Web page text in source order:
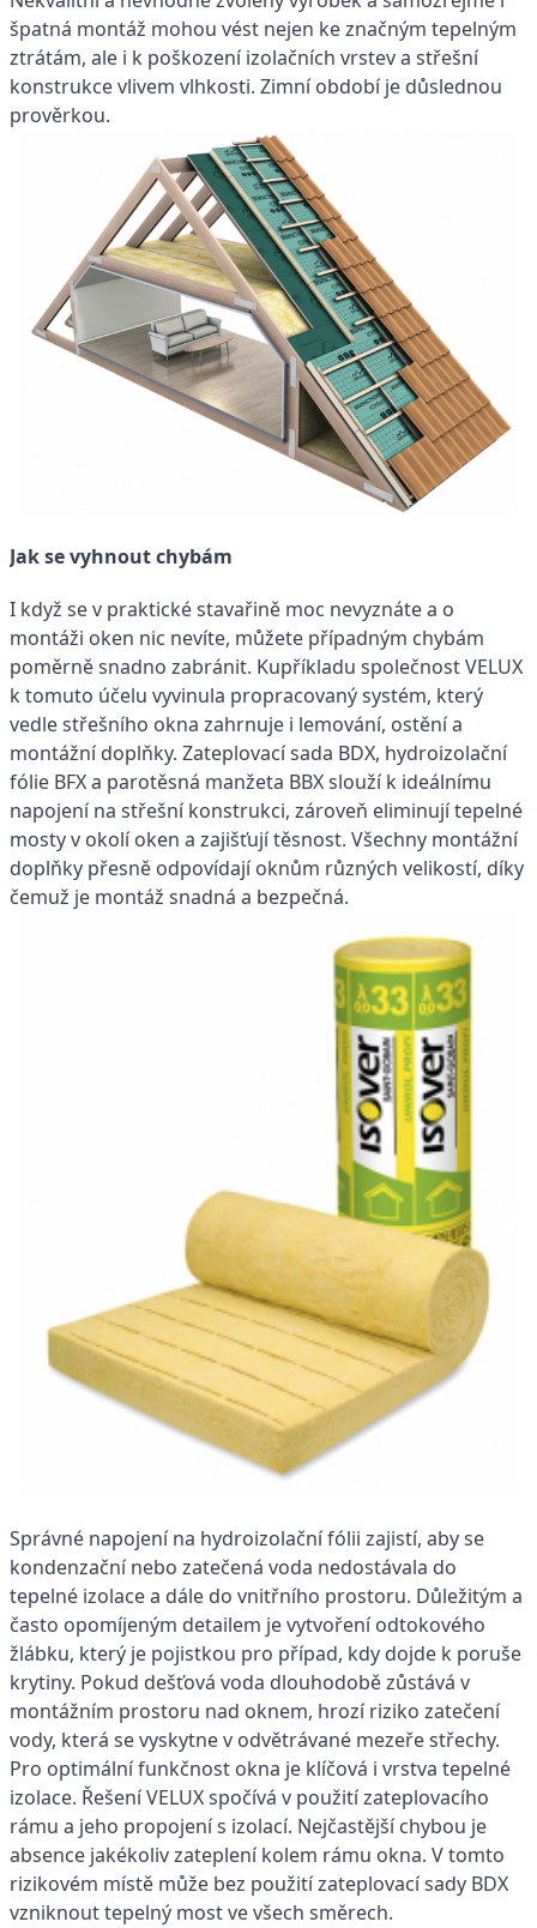
špatná montáž mohou vést nejen ke značným tepelným
ztrátám, ale i k poškození izolačních vrstev a střešní
konstrukce vlivem vlhkosti. Zimní období je důslednou
prověrkou.
Jak se vyhnout chybám
I když se v praktické stavařině moc nevyznáte a o
montáži oken nic nevíte, můžete případným chybám
poměrně snadno zabránit. Kupříkladu společnost VELUX
k tomuto účelu vyvinula propracovaný systém, který
vedle střešního okna zahrnuje i lemování, ostění a
montážní doplňky. Zateplovací sada BDX, hydroizolační
fólie BFX a parotěsná manžeta BBX slouží k ideálnímu
napojení na střešní konstrukci, zároveň eliminují tepelné
mosty v okolí oken a zajišťují těsnost. Všechny montážní
doplňky přesně odpovídají oknům různých velikostí, díky
čemuž je montáž snadná a bezpečná.
Správné napojení na hydroizolační fólii zajistí, aby se
kondenzační nebo zatečená voda nedostávala do
tepelné izolace a dále do vnitřního prostoru. Důležitým a
často opomíjeným detailem je vytvoření odtokového
žlábku, který je pojistkou pro případ, kdy dojde k poruše
krytiny. Pokud dešťová voda dlouhodobě zůstává v
montážním prostoru nad oknem, hrozí riziko zatečení
vody, která se vyskytne v odvětrávané mezeře střechy.
Pro optimální funkčnost okna je klíčová i vrstva tepelné
izolace. Řešení VELUX spočívá v použití zateplovacího
rámu a jeho propojení s izolací. Nejčastější chybou je
absence jakékoliv zateplení kolem rámu okna. V tomto
rizikovém místě může bez použití zateplovací sady BDX
vzniknout tepelný most ve všech směrech.